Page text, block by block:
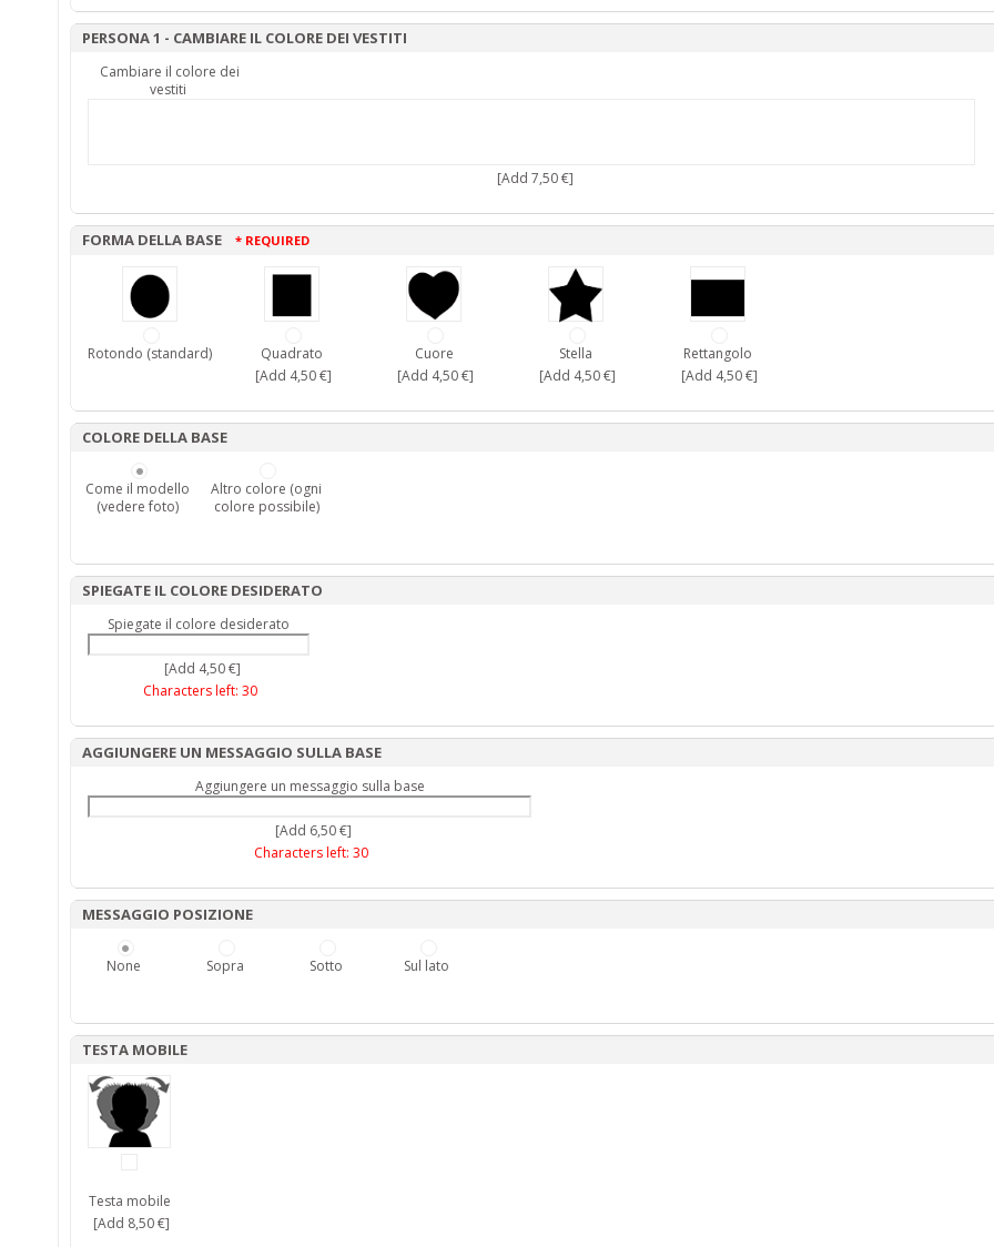
PERSONA 1 - CAMBIARE IL COLORE DEI VESTITI
Cambiare il colore dei
vestiti
[Add 7,50 €]
FORMA DELLA BASE * REQUIRED
Rotondo (standard)
Quadrato
[Add 4,50 €]
Cuore
[Add 4,50 €]
Stella
[Add 4,50 €]
Rettangolo
[Add 4,50 €]
COLORE DELLA BASE
Come il modello
(vedere foto)
Altro colore (ogni
colore possibile)
SPIEGATE IL COLORE DESIDERATO
Spiegate il colore desiderato
[Add 4,50 €]
Characters left: 30
AGGIUNGERE UN MESSAGGIO SULLA BASE
Aggiungere un messaggio sulla base
[Add 6,50 €]
Characters left: 30
MESSAGGIO POSIZIONE
None Sopra Sotto Sul lato
TESTA MOBILE
Testa mobile
[Add 8,50 €]